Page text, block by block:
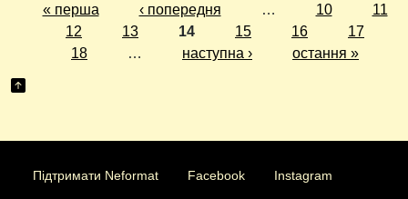
« перша ‹ попередня … 10
11
12
13 14 15 16
17
18
… наступна › остання »
Підтримати Neformat Facebook Instagram